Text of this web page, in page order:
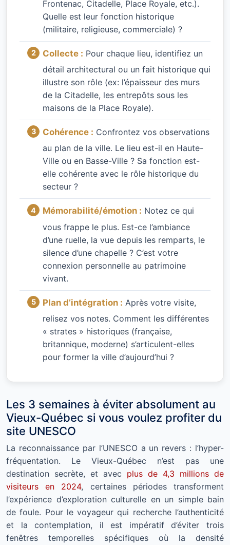
Frontenac, Citadelle, Place Royale, etc.).
Quelle est leur fonction historique
(militaire, religieuse, commerciale) ?
Collecte : Pour chaque lieu, identifiez un
détail architectural ou un fait historique qui
illustre son rôle (ex: l’épaisseur des murs
de la Citadelle, les entrepôts sous les
maisons de la Place Royale).
Cohérence : Confrontez vos observations
au plan de la ville. Le lieu est-il en Haute-
Ville ou en Basse-Ville ? Sa fonction est-
elle cohérente avec le rôle historique du
secteur ?
Mémorabilité/émotion : Notez ce qui
vous frappe le plus. Est-ce l’ambiance
d’une ruelle, la vue depuis les remparts, le
silence d’une chapelle ? C’est votre
connexion personnelle au patrimoine
vivant.
Plan d’intégration : Après votre visite,
relisez vos notes. Comment les différentes
« strates » historiques (française,
britannique, moderne) s’articulent-elles
pour former la ville d’aujourd’hui ?
Les 3 semaines à éviter absolument au
Vieux-Québec si vous voulez profiter du
site UNESCO
La reconnaissance par l’UNESCO a un revers : l’hyper-
fréquentation. Le Vieux-Québec n’est pas une
destination secrète, et avec plus de 4,3 millions de
visiteurs en 2024, certaines périodes transforment
l’expérience d’exploration culturelle en un simple bain
de foule. Pour le voyageur qui recherche l’authenticité
et la contemplation, il est impératif d’éviter trois
fenêtres temporelles spécifiques où la densité